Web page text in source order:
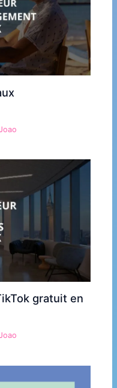
gratuit en